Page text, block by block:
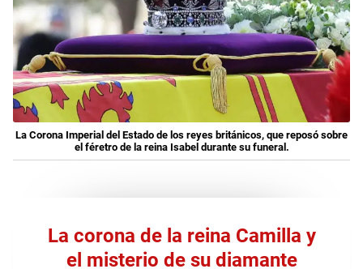
La Corona Imperial del Estado de los reyes británicos, que reposó sobre
el féretro de la reina Isabel durante su funeral.
La corona de la reina Camilla y
el misterio de su diamante